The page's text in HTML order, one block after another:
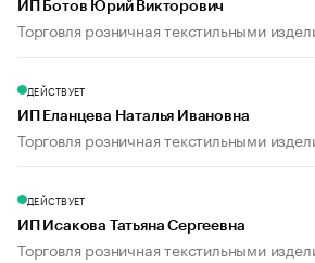
ИП Ботов Юрий Викторович
Торговля розничная текстильными
ДЕЙСТВУЕТ
ИП Еланцева Наталья Ивановна
Торговля розничная текстильными
ДЕЙСТВУЕТ
ИП Исакова Татьяна Сергеевна
Торговля розничная текстильными